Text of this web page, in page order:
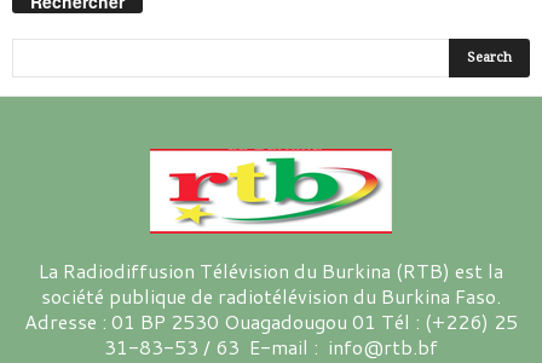
La Radiodiffusion Télévision du Burkina (RTB) est la
société publique de radiotélévision du Burkina Faso.
Adresse : 01 BP 2530 Ouagadougou 01 Tél : (+226) 25
31-83-53 / 63 E-mail : info@rtb.bf